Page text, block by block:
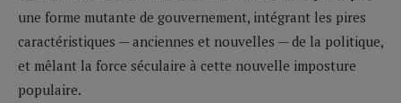
une forme mutante de gouvernement, intégrant les pires
caractéristiques — anciennes et nouvelles — de la politique,
et mêlant la force séculaire à cette nouvelle imposture
populaire.